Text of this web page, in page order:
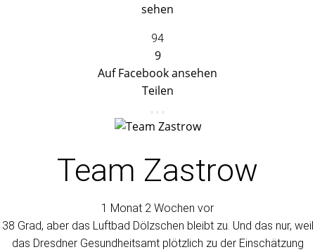
sehen
94
9
Auf Facebook ansehen
Teilen
Team Zastrow
1 Monat 2 Wochen vor
38 Grad, aber das Luftbad Dölzschen bleibt zu. Und das nur, weil
das Dresdner Gesundheitsamt plötzlich zu der Einschätzung